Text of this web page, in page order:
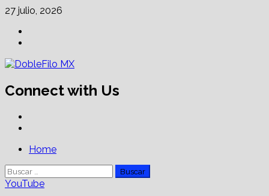
Skip
content
27 julio, 2026
Connect with Us
PrimaryHome
Buscar:
YouTube